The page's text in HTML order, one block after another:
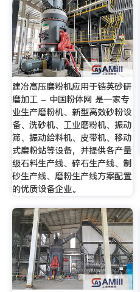
建冶高压磨粉机应用于锆英砂研
磨加工 - 中国粉体网 是一家专
业生产磨粉机、新型高效砂粉设
备、洗砂机、工业磨粉机、振动
筛、振动给料机、皮带机、移动
式磨粉站等设备，并提供各产量
级石料生产线、碎石生产线、制
砂生产线、磨粉生产线方案配置
的优质设备企业。